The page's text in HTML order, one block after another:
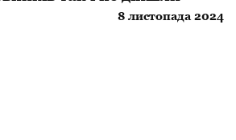
8 листопада 2024